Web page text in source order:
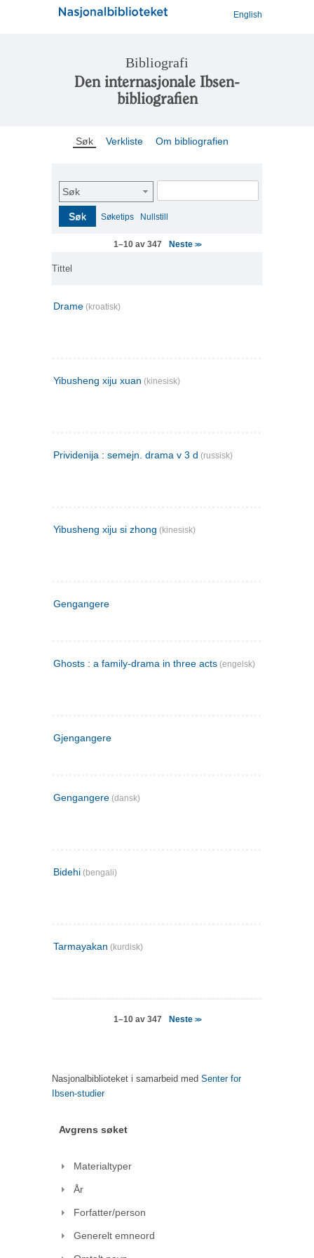
English
Bibliografi
Den internasjonale Ibsen-
bibliografien
Søk Verkliste Om bibliografien
Søk
Søk Søketips Nullstill
1–10 av 347 Neste >>
Tittel
Drame (kroatisk)
Yibusheng xiju xuan (kinesisk)
Prividenija : semejn. drama v 3 d (russisk)
Yibusheng xiju si zhong (kinesisk)
Gengangere
Ghosts : a family-drama in three acts (engelsk)
Gjengangere
Gengangere (dansk)
Bidehi (bengali)
Tarmayakan (kurdisk)
1–10 av 347 Neste >>
Nasjonalbiblioteket i samarbeid med Senter for
Ibsen-studier
Avgrens søket
Materialtyper
År
Forfatter/person
Generelt emneord